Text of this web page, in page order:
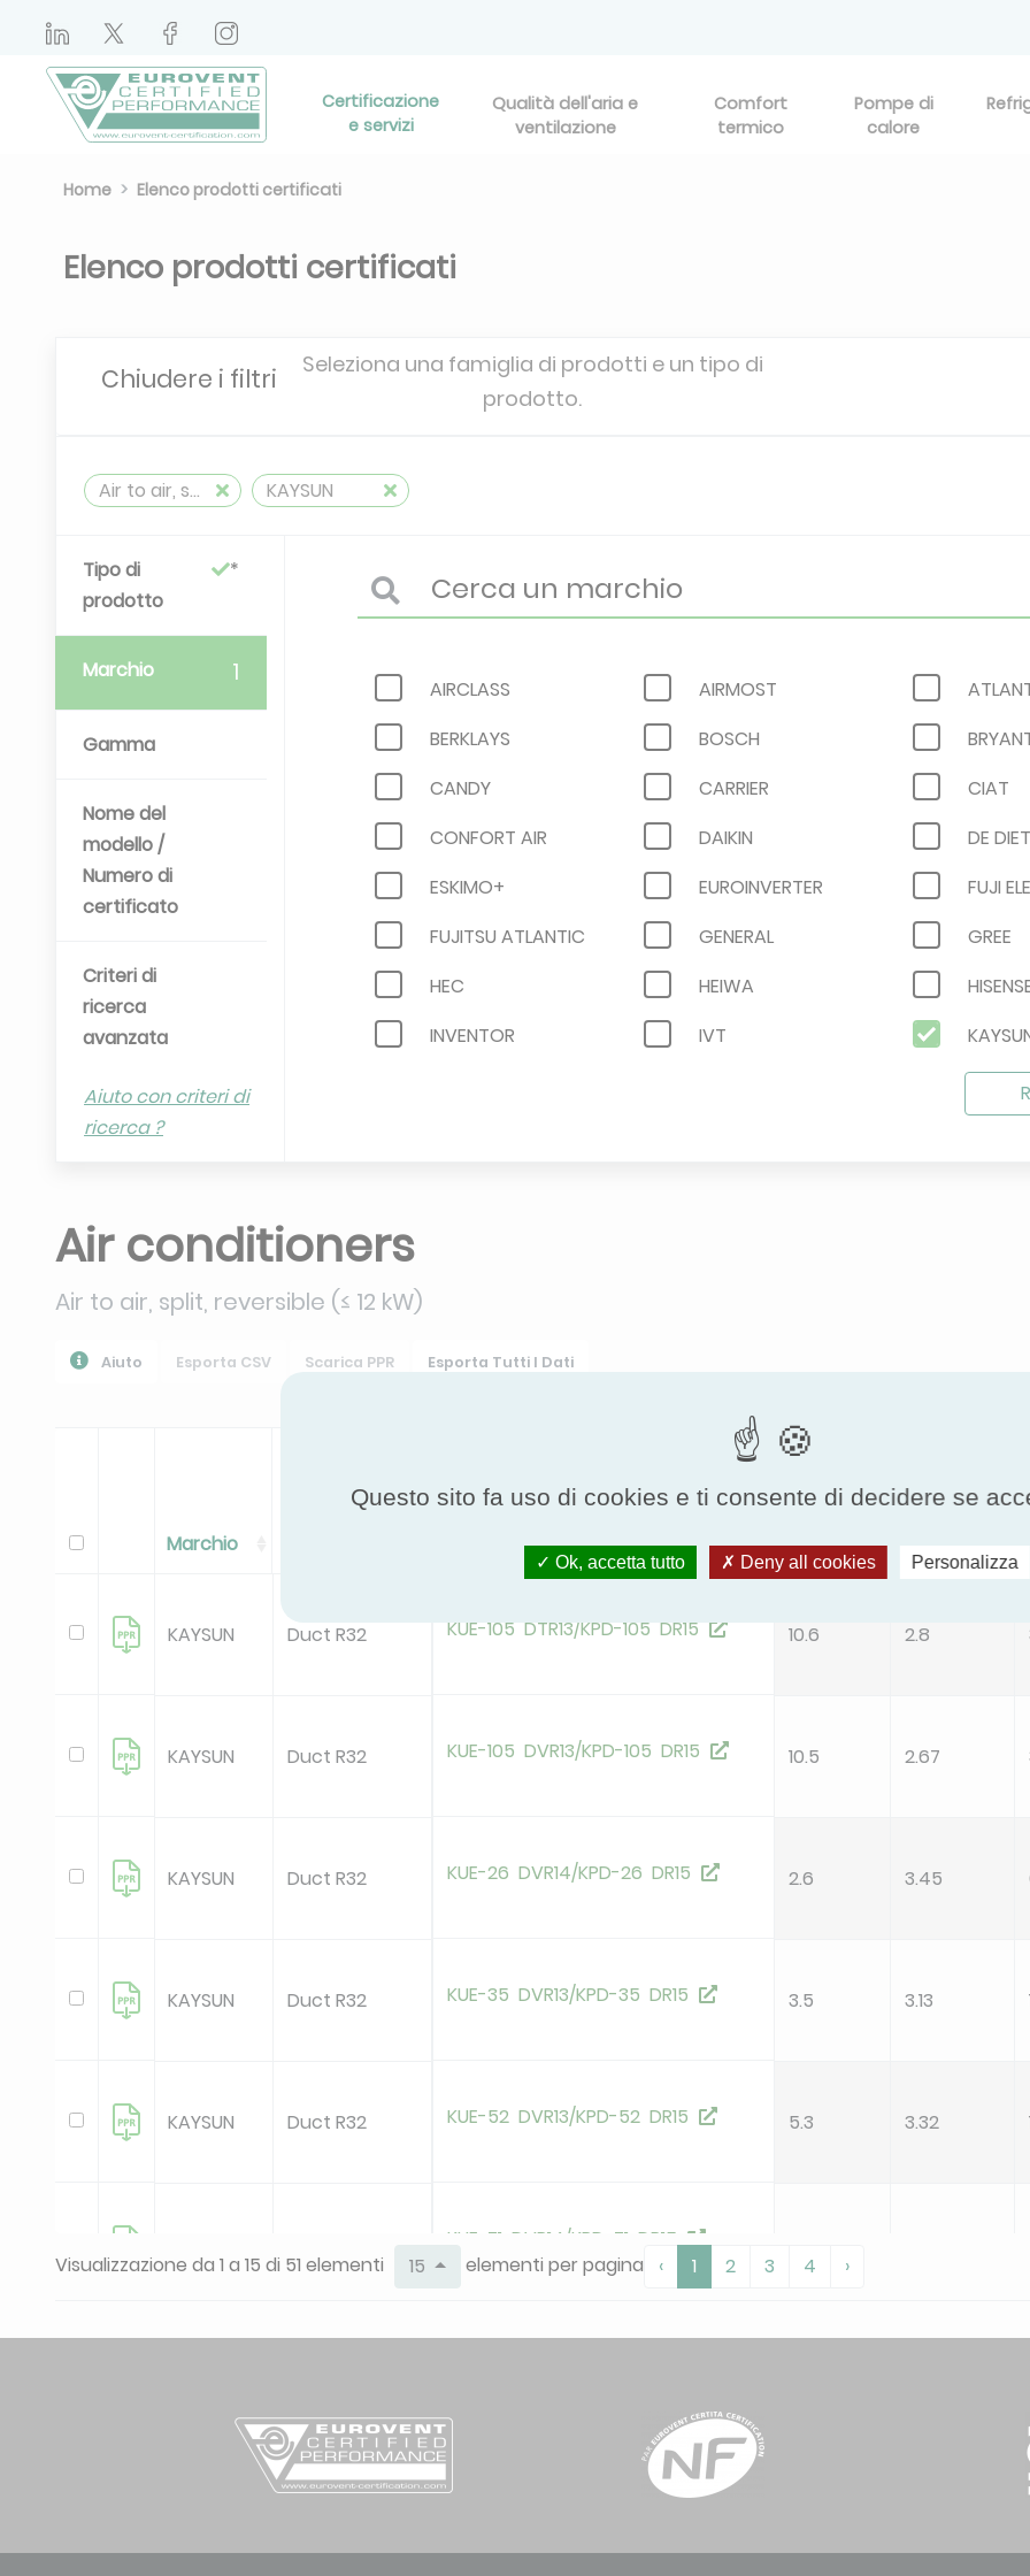
Certificazione
e servizi
Qualità dell'aria e
ventilazione
Comfort
termico
Pompe di
calore
Home Elenco prodotti certificati
Elenco prodotti certificati
Chiudere i filtri
Seleziona una famiglia di prodotti e un tipo di
prodotto.
Air to air, split, reversible (≤ 12 kW) KAYSUN
Tipo di
prodotto
Marchio 1
Gamma
Nome del
modello /
Numero di
certificato
Criteri di
ricerca
avanzata
Aiuto con criteri di
ricerca ?
AIRCLASS AIRMOST
BERKLAYS
BOSCH
CANDY
CARRIER CIAT
CONFORT AIR
DAIKIN DE
ESKIMO+
EUROINVERTER FUJI
FUJITSU ATLANTIC
GENERAL GREE
HEC
HEIWA
INVENTOR
IVT
Air conditioners
Air to air, split, reversible (≤ 12 kW)
Aiuto Esporta CSV Scarica PPR
Esporta Tutti I Dati
Marchio
Standard Cooling/Cooling
kW
KAYSUN Duct R32 KUE-105 DTR13/KPD-105 DR15 10.6 2.8
KAYSUN Duct R32 KUE-105 DVR13/KPD-105 DR15 10.5 2.67
KAYSUN Duct R32 KUE-26 DVR14/KPD-26 DR15 2.6 3.45
KAYSUN Duct R32 KUE-35 DVR13/KPD-35 DR15 3.5 3.13
KAYSUN Duct R32 KUE-52 DVR13/KPD-52 DR15 5.3 3.32
KUE-71 DVR14/KPD-71 DR15
SUITE Casual
KAE-C 26 DR11/KAY-CF 26 DR12
Visualizzazione da 1 a 15 di 51 elementi 15 elementi per pagina ‹ 1 2 3 4 ›
Questo sito fa uso di cookies e ti consente di decidere se
Ok, accetta tutto Deny all cookies Personalizza